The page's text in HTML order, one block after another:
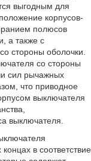
выгодным для
корпусов-
полюсов
а также с
стороны оболочки.
со стороны
сил рычажных
что приводное
выключателя
выключателя.
в соответствие